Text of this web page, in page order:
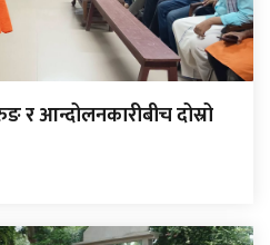
र आन्दोलनकारीबीच दोस्रो